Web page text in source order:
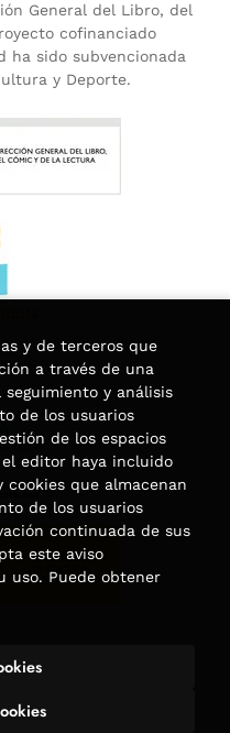
General del Libro, del
cofinanciado
ha sido subvencionada
y Deporte.
Derechos Reservados |
y de terceros que
a través de una
y análisis
de los usuarios
de los espacios
editor haya incluido
que almacenan
de los usuarios
continuada de sus
este aviso
uso. Puede obtener